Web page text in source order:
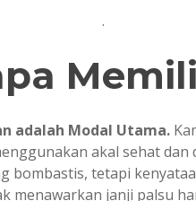
.
adalah Modal Utama.
akal sehat dan
bombastis, tetapi
menawarkan janji palsu